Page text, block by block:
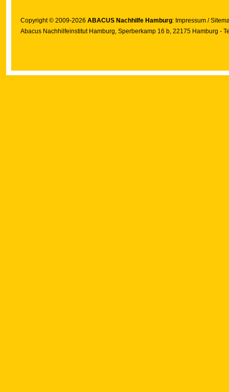
Copyright © 2009-2026 ABACUS Nachhilfe Hamburg: Impressum /
Abacus Nachhilfeinstitut Hamburg, Sperberkamp 16 b, 22175 Hamburg -